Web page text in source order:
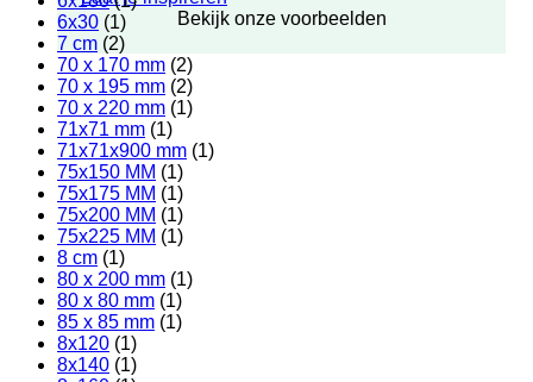
Bekijk onze voorbeelden
6x30 (1)
7 cm (2)
70 x 170 mm (2)
70 x 195 mm (2)
70 x 220 mm (1)
71x71 mm (1)
71x71x900 mm (1)
75x150 MM (1)
75x175 MM (1)
75x200 MM (1)
75x225 MM (1)
8 cm (1)
80 x 200 mm (1)
80 x 80 mm (1)
85 x 85 mm (1)
8x120 (1)
8x140 (1)